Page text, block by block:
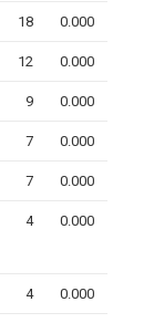
18 0.000
12 0.000
9 0.000
7 0.000
7 0.000
4 0.000
4 0.000